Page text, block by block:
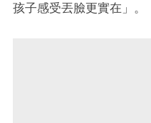
孩子感受丟臉更實在」。